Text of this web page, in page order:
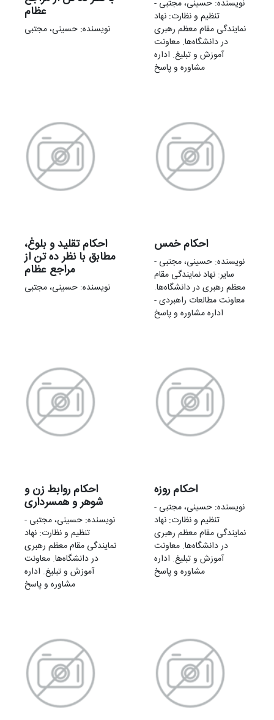
عظام
نویسنده: حسینی، مجتبی
نویسنده: حسینی، مجتبی -
تنظیم و نظارت: نهاد
نمایندگی مقام معظم رهبری
در دانشگاه‌ها. معاونت
آموزش و تبلیغ. اداره
مشاوره و پاسخ
احکام تقلید و بلوغ،
مطابق با نظر ده تن از
مراجع عظام
نویسنده: حسینی، مجتبی
احکام خمس
نویسنده: حسینی، مجتبی -
سایر: نهاد نمایندگی مقام
معظم رهبری در دانشگاه‌ها.
معاونت مطالعات راهبردی -
اداره مشاوره و پاسخ
احکام روابط زن و
شوهر و همسرداری
نویسنده: حسینی، مجتبی -
تنظیم و نظارت: نهاد
نمایندگی مقام معظم رهبری
در دانشگاه‌ها. معاونت
آموزش و تبلیغ. اداره
مشاوره و پاسخ
احکام روزه
نویسنده: حسینی، مجتبی -
تنظیم و نظارت: نهاد
نمایندگی مقام معظم رهبری
در دانشگاه‌ها. معاونت
آموزش و تبلیغ. اداره
مشاوره و پاسخ